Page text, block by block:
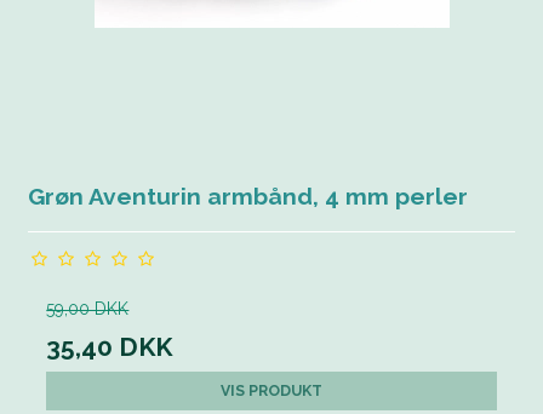
Grøn Aventurin armbånd, 4 mm perler
59,00 DKK
35,40 DKK
VIS PRODUKT